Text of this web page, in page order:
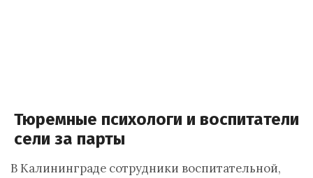
Тюремные психологи и воспитатели
сели за парты
В Калининграде сотрудники воспитательной,